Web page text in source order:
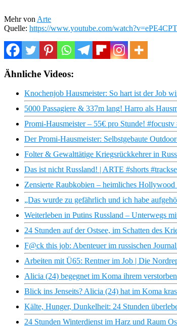
Mehr von Arte
Quelle: https://www.youtube.com/
Ähnliche Videos:
Knochenjob Hausmeister: So hart ist der Job
5000 Passagiere & 337m lang! Harro als
Promi-Hausmeister – 55€ pro Stunde!
Der Promi-Hausmeister: Selbstgebaute
Folter & Gewalttätige Kriegsrückkehrer in
Das ist nicht Russland! | ARTE #shorts
Zensierte Raubkobien – heimliches
„Das wurde zu gefährlich und ich habe
Weiterleben in Putins Russland – Unterwegs
24 Stunden auf der Ostsee, im Schatten des
F@ck this job: Abenteuer im russischen
Arbeiten mit Ü65: Rentner im Job | Die
Alicia (24) begegnet im Koma ihrem
Blick ins Jenseits? Alicia (24) hat im Koma
Kälte, Hunger, Dunkelheit: 24 Stunden
24 Stunden Winterdienst im Harz und Raum